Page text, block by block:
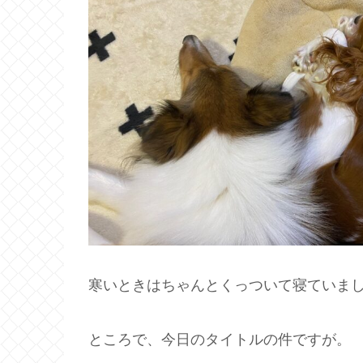
寒いときはちゃんとくっついて寝ていま
ところで、今日のタイトルの件ですが。